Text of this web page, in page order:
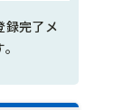
録完了メ